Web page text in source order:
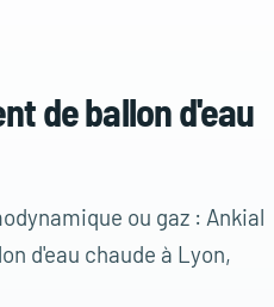
de ballon d'eau
ou gaz : Ankial
d'eau chaude à Lyon,